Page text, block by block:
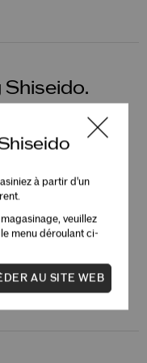
Shiseido.
à partir d'un
veuillez
menu déroulant ci-
AU SITE WEB